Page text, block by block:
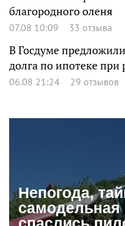
благородного оленя
07.08 10:09 33 отзыва
В Госдуме
долга по ипотеке
06.08 21:24 29 отзывов
Непогода,
самодельная